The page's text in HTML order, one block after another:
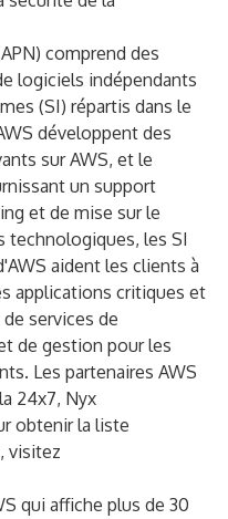
comprend des
logiciels indépendants
(SI) répartis dans le
développent des
sur AWS, et le
un support
et de mise sur le
technologiques, les SI
aident les clients à
applications critiques et
services de
de gestion pour les
Les partenaires AWS
24x7, Nyx
obtenir la liste
visitez
qui affiche plus de 30